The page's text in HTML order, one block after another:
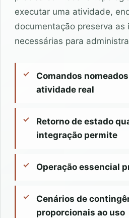
executar uma atividade,
documentação preserva as
necessárias para
Comandos
atividade real
Retorno de estado
integração permite
Operação essencial
Cenários de
proporcionais ao uso